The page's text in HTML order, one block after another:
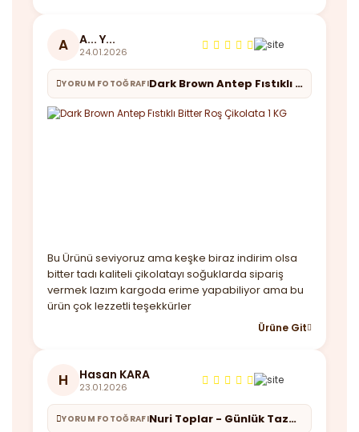
A A... Y...
24.01.2026
YORUM FOTOĞRAFI Dark Brown Antep Fıstıklı Bitter Roş Çikolata 1 KG
Bu Ürünü seviyoruz ama keşke biraz indirim olsa
bitter tadı kaliteli çikolatayı soğuklarda sipariş
vermek lazım kargoda erime yapabiliyor ama bu
ürün çok lezzetli teşekkürler
Ürüne Git
H Hasan KARA
23.01.2026
YORUM FOTOĞRAFI Nuri Toplar - Günlük Taze Çekim Türk Kahvesi 1 KG